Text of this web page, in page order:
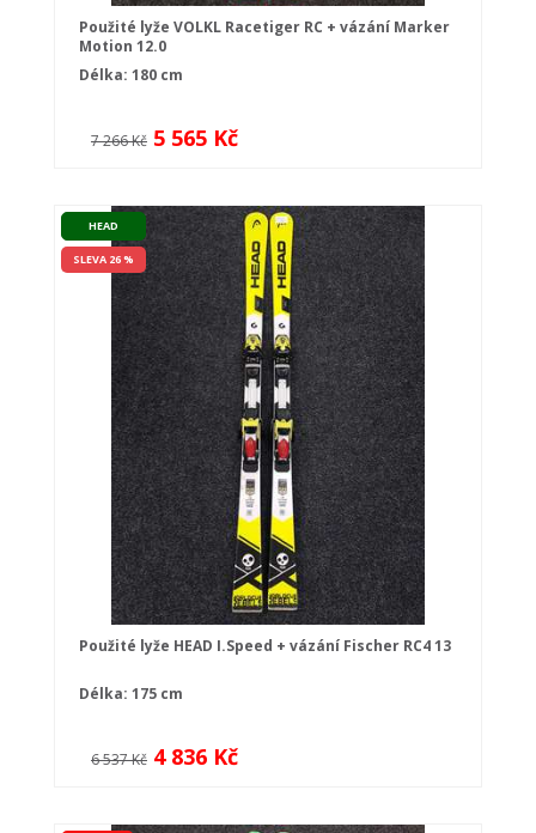
Použité lyže VOLKL Racetiger RC + vázání Marker
Motion 12.0
Délka: 180 cm
7 266 Kč 5 565 Kč
HEAD
SLEVA 26 %
Použité lyže HEAD I.Speed + vázání Fischer RC4 13
Délka: 175 cm
6 537 Kč 4 836 Kč